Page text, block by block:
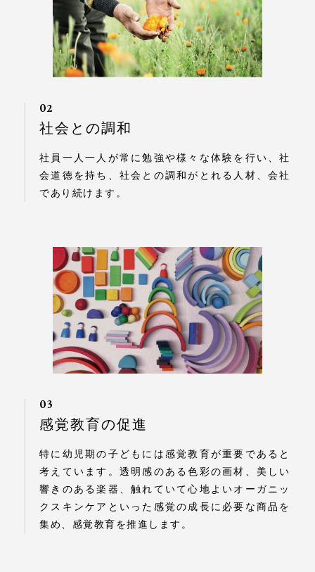
02
社会との調和
社員一人一人が常に勉強や様々な体験を行い、社
会道徳を持ち、社会との調和がとれる人材、会社
であり続けます。
03
感覚教育の促進
特に幼児期の子どもには感覚教育が重要であると
考えています。透明感のある色彩の画材、美しい
響きのある楽器、触れていて心地よいオーガニッ
クスキンケアといった感覚の成長に必要な商品を
集め、感覚教育を推進します。